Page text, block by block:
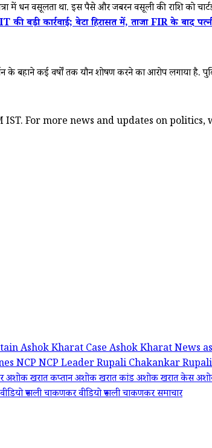
में धन वसूलता था. इस पैसे और जबरन वसूली की राशि को
कार्रवाई; बेटा हिरासत में, ताजा FIR के बाद
के बहाने कई वर्षों तक यौन शोषण करने का आरोप लगाया
IST. For more news and updates on
Ashok Kharat CaseAshok Kharat News
NCPNCP Leader Rupali Chakankar
अशोक खरात कप्तानअशोक खरात कांडअशोक खरात केस
रूपाली चाकणकर वीडियोरूपाली चाकणकर समाचार